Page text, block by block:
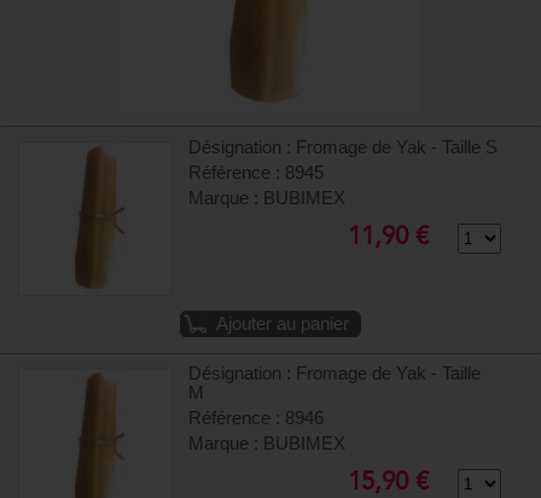
Désignation : Fromage de Yak - Taille S
Référence : 8945
Marque : BUBIMEX
11,90 €
Ajouter au panier
Désignation : Fromage de Yak - Taille
M
Référence : 8946
Marque : BUBIMEX
15,90 €